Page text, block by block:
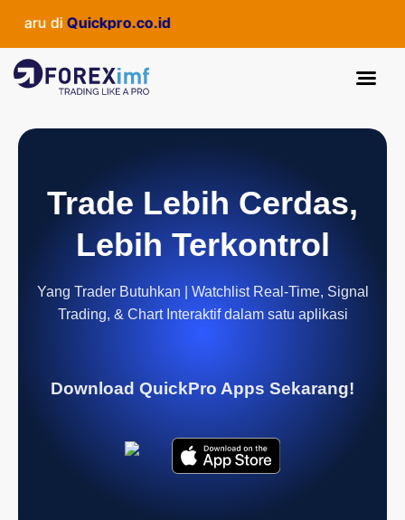
diQuickpro.co.id
Trade Lebih Cerdas,
Lebih Terkontrol
Yang Trader Butuhkan | Watchlist Real-Time, Signal
Trading, & Chart Interaktif dalam satu aplikasi
Download QuickPro Apps Sekarang!